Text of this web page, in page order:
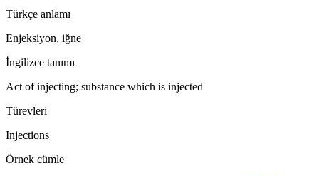
Türkçe anlamı
Enjeksiyon, iğne
İngilizce tanımı
Act of injecting; substance which is injected
Türevleri
Injections
Örnek cümle